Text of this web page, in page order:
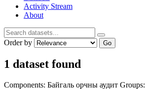
Activity Stream
About
Order by Go
1 dataset found
Components: Байгаль орчны аудит Groups: